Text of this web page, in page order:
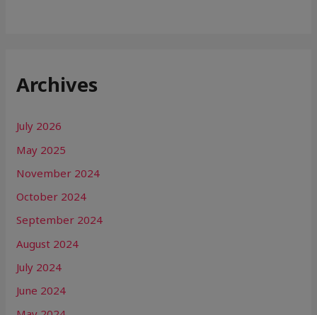
Archives
July 2026
May 2025
November 2024
October 2024
September 2024
August 2024
July 2024
June 2024